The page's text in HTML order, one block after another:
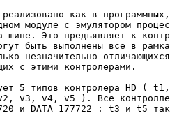
реализовано как в
модуле с эмулятором
шине. Это предъявляет к
быть выполнены все в
незначительно
с этими контролерами.
5 типов контролера
v3, v4, v5 ). Все
и DATA=177722 : t3 и t5